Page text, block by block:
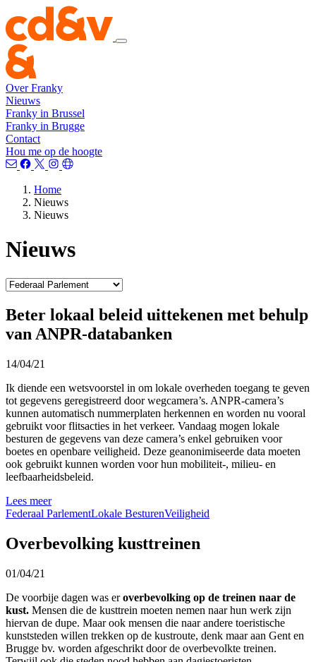
Over Franky
Nieuws
Franky in Brussel
Franky in Brugge
Contact
Hou me op de hoogte
Home
Nieuws
Nieuws
Nieuws
Beter lokaal beleid uittekenen met behulp
van ANPR-databanken
14/04/21
Ik diende een wetsvoorstel in om lokale overheden toegang te geven
tot gegevens geregistreerd door wegcamera’s. ANPR-camera’s
kunnen automatisch nummerplaten herkennen en worden nu vooral
gebruikt voor flitsacties in het verkeer. Vandaag mogen lokale
besturen de gegevens van deze camera’s enkel gebruiken voor
boetes en openbare veiligheid. Deze geanonimiseerde data moeten
ook gebruikt kunnen worden voor hun mobiliteit-, milieu- en
leefbaarheidsbeleid.
Lees meer
Federaal ParlementLokale BesturenVeiligheid
Overbevolking kusttreinen
01/04/21
De voorbije dagen was eroverbevolking op de treinen naar de
kust. Mensen die de kusttrein moeten nemen naar hun werk zijn
hiervan de dupe. Maar ook mensen die naar andere toeristische
kunststeden willen trekken op de kustroute, denk maar aan Gent en
Brugge bv. worden afgeschrikt door de overbevolkte treinen.